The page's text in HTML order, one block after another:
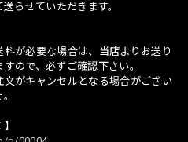
らせていただきます。
が必要な場合は、当店よりお送り
ので、必ずご確認下さい。
がキャンセルとなる場合がござい